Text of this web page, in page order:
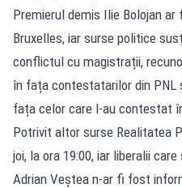
Premierul demis Ilie Bolojan
Bruxelles, iar surse politice
conflictul cu magistrații,
în fața contestatarilor din PNL
fața celor care l-au contestat
Potrivit altor surse Realitatea
joi, la ora 19:00, iar liberalii
Adrian Veștea n-ar fi fost